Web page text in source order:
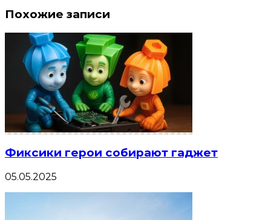
Похожие записи
Фиксики герои собирают гаджет
05.05.2025